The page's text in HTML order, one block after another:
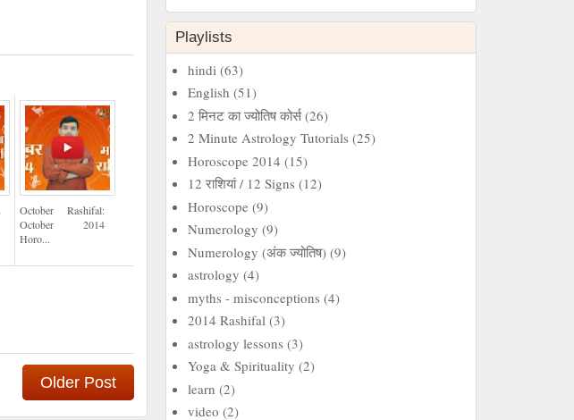
October Rashifal:
October 2014
Horo...
Older Post
Playlists
hindi (63)
English (51)
2 मिनट का ज्‍योतिष कोर्स (26)
2 Minute Astrology Tutorials (25)
Horoscope 2014 (15)
12 राशियां / 12 Signs (12)
Horoscope (9)
Numerology (9)
Numerology (अंक ज्योतिष) (9)
astrology (4)
myths - misconceptions (4)
2014 Rashifal (3)
astrology lessons (3)
Yoga & Spirituality (2)
learn (2)
video (2)